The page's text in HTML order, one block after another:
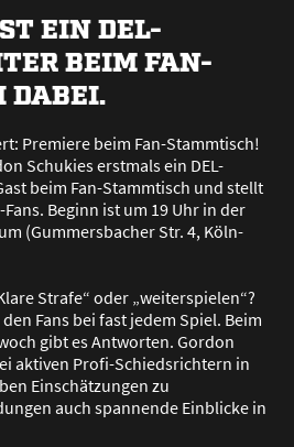
EIN DEL-
BEIM FAN-
DABEI.
Premiere beim Fan-Stammtisch!
Schukies erstmals ein DEL-
beim Fan-Stammtisch und stellt
Beginn ist um 19 Uhr in der
(Gummersbacher Str. 4, Köln-
Strafe“ oder „weiterspielen“?
Fans bei fast jedem Spiel. Beim
gibt es Antworten. Gordon
aktiven Profi-Schiedsrichtern in
Einschätzungen zu
auch spannende Einblicke in